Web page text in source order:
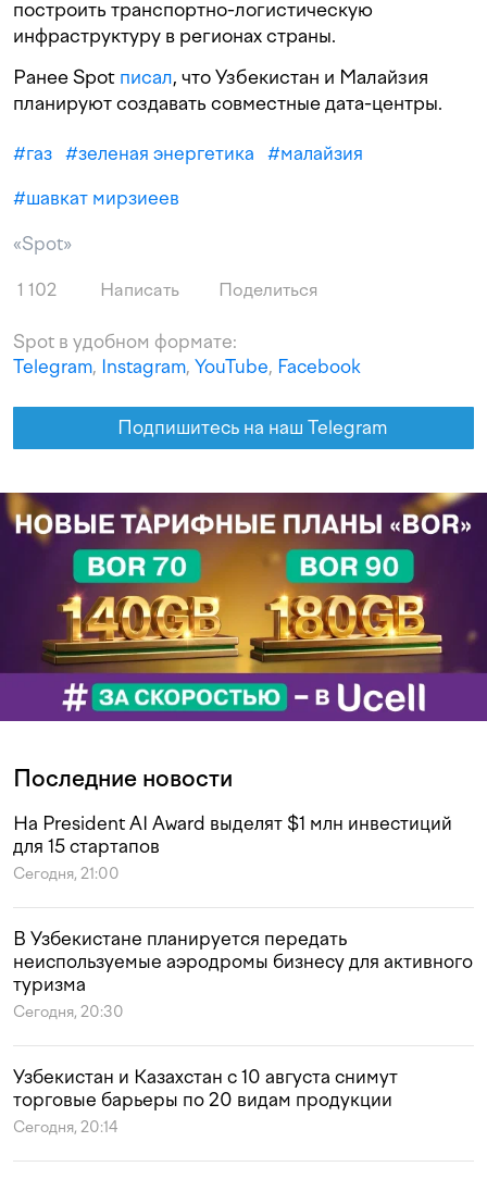
построить транспортно-логистическую
инфраструктуру в регионах страны.
Ранее Spot писал, что Узбекистан и Малайзия
планируют создавать совместные дата-центры.
#газ #зеленая энергетика #малайзия
#шавкат мирзиеев
«Spot»
1 102 Написать Поделиться
Spot в удобном формате:
Telegram, Instagram, YouTube, Facebook
Подпишитесь на наш Telegram
Последние новости
На President AI Award выделят $1 млн инвестиций
для 15 стартапов
Сегодня, 21:00
В Узбекистане планируется передать
неиспользуемые аэродромы бизнесу для активного
туризма
Сегодня, 20:30
Узбекистан и Казахстан с 10 августа снимут
торговые барьеры по 20 видам продукции
Сегодня, 20:14